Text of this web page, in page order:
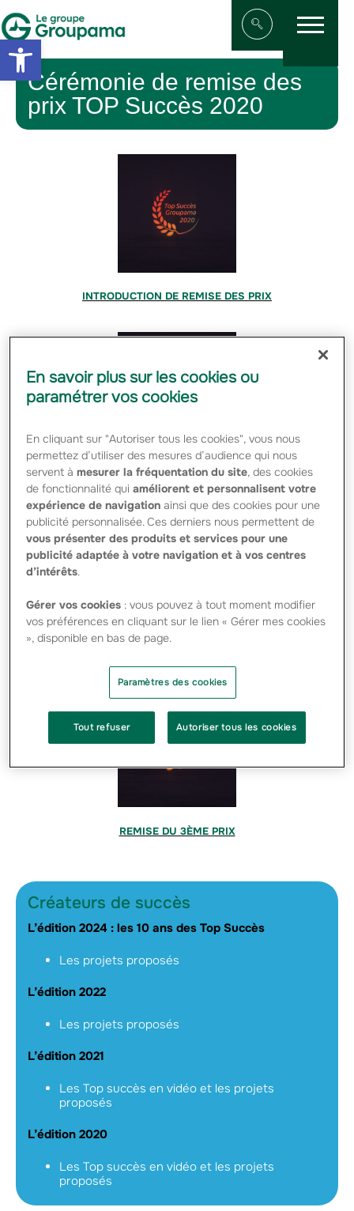
Open toolbar
Aller au contenu
Afficher/
Menu
Cérémonie de remise des
prix TOP Succès 2020
INTRODUCTION DE REMISE DES PRIX
REMISE DU 1ER PRIX
REMISE DU 3ÈME PRIX
Créateurs de succès
L’édition 2024 : les 10 ans des Top Succès
Les projets proposés
L’édition 2022
Les projets proposés
L’édition 2021
Les Top succès en vidéo et les projets
proposés
L’édition 2020
Les Top succès en vidéo et les projets
proposés
En savoir plus sur les cookies ou
paramétrer vos cookies
En cliquant sur "Autoriser tous les cookies", vous nous
permettez d’utiliser des mesures d’audience qui nous
servent àmesurer la fréquentation du site, des cookies
de fonctionnalité quiaméliorent et personnalisent votre
expérience de navigation ainsi que des cookies pour une
publicité personnalisée. Ces derniers nous permettent de
vous présenter des produits et services pour une
publicité adaptée à votre navigation et à vos centres
d’intérêts.
Gérer vos cookies : vous pouvez à tout moment modifier
vos préférences en cliquant sur le lien « Gérer mes cookies
», disponible en bas de page.
Paramètres des cookies
Tout refuser Autoriser tous les cookies